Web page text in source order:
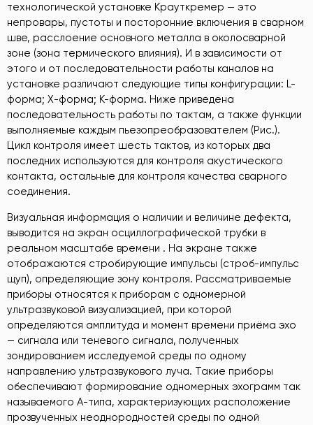
технологической установке Крауткремер — это
непровары, пустоты и посторонние включения в сварном
шве, расслоение основного металла в околосварной
зоне (зона термического влияния). И в зависимости от
этого и от последовательности работы каналов на
установке различают следующие типы конфигурации: L-
форма; X-форма; K-форма. Ниже приведена
последовательность работы по тактам, а также функции
выполняемые каждым пьезопреобразователем (Рис.).
Цикл контроля имеет шесть тактов, из которых два
последних используются для контроля акустического
контакта, остальные для контроля качества сварного
соединения.
Визуальная информация о наличии и величине дефекта,
выводится на экран осциллографической трубки в
реальном масштабе времени . На экране также
отображаются стробирующие импульсы (строб-импульс
щуп), определяющие зону контроля. Рассматриваемые
приборы относятся к приборам с одномерной
ультразвуковой визуализацией, при которой
определяются амплитуда и момент времени приёма эхо
— сигнала или теневого сигнала, полученных
зондированием исследуемой среды по одному
направлению ультразвукового луча. Такие приборы
обеспечивают формирование одномерных эхограмм так
называемого А-типа, характеризующих расположение
прозвученных неоднородностей среды по одной